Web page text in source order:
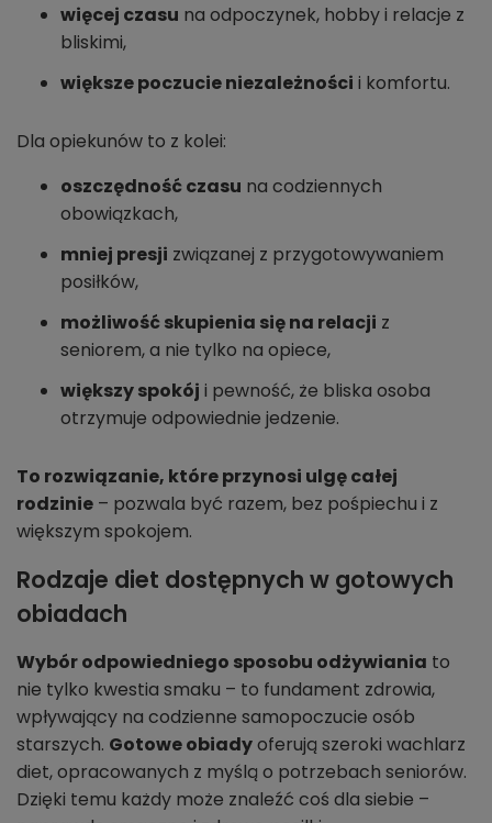
więcej czasu na odpoczynek, hobby i relacje z
bliskimi,
większe poczucie niezależności i komfortu.
Dla opiekunów to z kolei:
oszczędność czasu na codziennych
obowiązkach,
mniej presji związanej z przygotowywaniem
posiłków,
możliwość skupienia się na relacji z
seniorem, a nie tylko na opiece,
większy spokój i pewność, że bliska osoba
otrzymuje odpowiednie jedzenie.
To rozwiązanie, które przynosi ulgę całej
rodzinie – pozwala być razem, bez pośpiechu i z
większym spokojem.
Rodzaje diet dostępnych w gotowych
obiadach
Wybór odpowiedniego sposobu odżywiania to
nie tylko kwestia smaku – to fundament zdrowia,
wpływający na codzienne samopoczucie osób
starszych. Gotowe obiadyoferują szeroki wachlarz
diet, opracowanych z myślą o potrzebach seniorów.
Dzięki temu każdy może znaleźć coś dla siebie –